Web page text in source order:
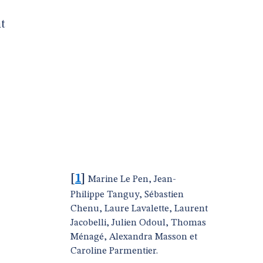
1
Marine Le Pen, Jean-
Philippe Tanguy, Sébastien
Chenu, Laure Lavalette, Laurent
Jacobelli, Julien Odoul, Thomas
Ménagé, Alexandra Masson et
Caroline Parmentier.